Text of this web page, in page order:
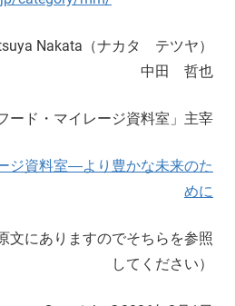
Nakata（ナカタ テツヤ）
中田 哲也
ード・マイレージ資料室」主宰
ジ資料室―より豊かな未来のた
めに
文にありますのでそちらを参照
してください）